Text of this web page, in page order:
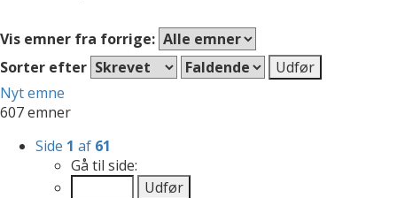
Vis emner fra forrige:
Sorter efter
Nyt emne
607 emner
Side 1 af 61
Gå til side: